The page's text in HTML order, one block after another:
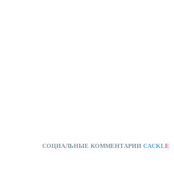
СОЦИАЛЬНЫЕ КОММЕНТАРИИ CACKLE